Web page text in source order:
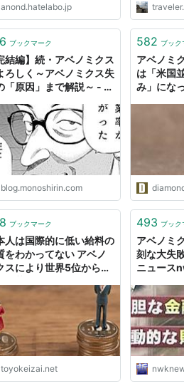
が決める (講談社現代新書)
談社
グ (8件) を見る
とになる日本経済
徳間書店
ソフトカバー）
ク: 6,625回
ログ (9件) を見る
！ みんなで元気になる経済学・
筑摩書房
07
anond.hatelabo.jp
ブックマーク
結編】続・アベノミクス
ろしく～アベノミクス失
「原因」まで解説～ - モ
リ話
blog.monoshirin.com
582 ブック
アベノミ
は「米国
み」にな
ブックマーク
人は国際的に低い給料の
をわかってない アベノ
スにより世界5位から30
toyokeizai.net
493 ブック
アベノミ
刻な大失
ニュース